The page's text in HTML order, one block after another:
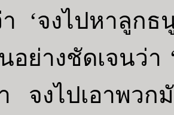
‘จงไปหาลูกธ
ย่างชัดเจนว่า
จงไปเอาพว